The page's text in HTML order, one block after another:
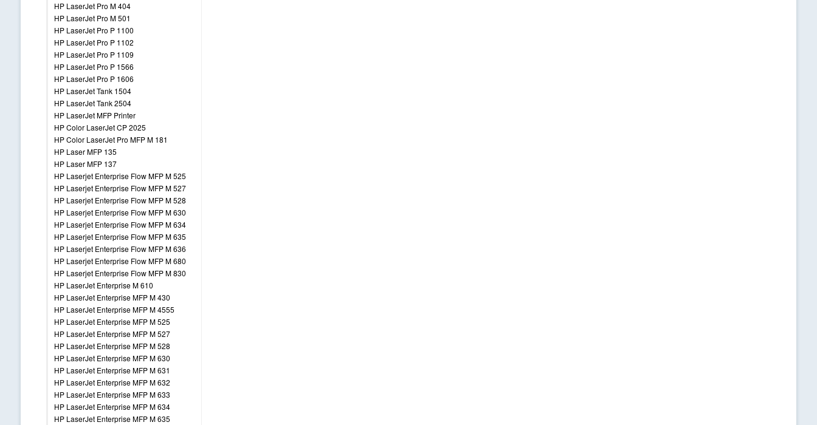
HP LaserJet Pro M 404
HP LaserJet Pro M 501
HP LaserJet Pro P 1100
HP LaserJet Pro P 1102
HP LaserJet Pro P 1109
HP LaserJet Pro P 1566
HP LaserJet Pro P 1606
HP LaserJet Tank 1504
HP LaserJet Tank 2504
HP LaserJet MFP Printer
HP Color LaserJet CP 2025
HP Color LaserJet Pro MFP M 181
HP Laser MFP 135
HP Laser MFP 137
HP Laserjet Enterprise Flow MFP M 525
HP Laserjet Enterprise Flow MFP M 527
HP Laserjet Enterprise Flow MFP M 528
HP Laserjet Enterprise Flow MFP M 630
HP Laserjet Enterprise Flow MFP M 634
HP Laserjet Enterprise Flow MFP M 635
HP Laserjet Enterprise Flow MFP M 636
HP Laserjet Enterprise Flow MFP M 680
HP Laserjet Enterprise Flow MFP M 830
HP LaserJet Enterprise M 610
HP LaserJet Enterprise MFP M 430
HP LaserJet Enterprise MFP M 4555
HP LaserJet Enterprise MFP M 525
HP LaserJet Enterprise MFP M 527
HP LaserJet Enterprise MFP M 528
HP LaserJet Enterprise MFP M 630
HP LaserJet Enterprise MFP M 631
HP LaserJet Enterprise MFP M 632
HP LaserJet Enterprise MFP M 633
HP LaserJet Enterprise MFP M 634
HP LaserJet Enterprise MFP M 635